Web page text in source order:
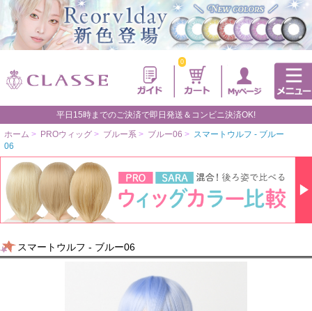
0
平日15時までのご決済で即日発送＆コンビニ決済OK!
ホーム > PROウィッグ > ブルー系 > ブルー06 > スマートウルフ - ブルー
06
スマートウルフ - ブルー06